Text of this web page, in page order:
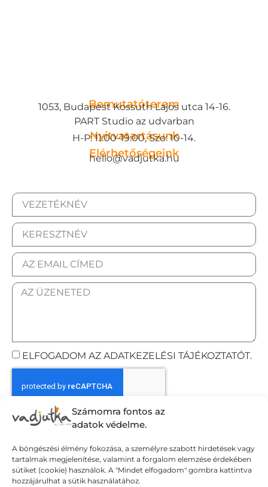
Számomra fontos az
adatok védelme.
A böngészési élmény fokozása, a személyre szabott hirdetések vagy
tartalmak megjelenítése, valamint a forgalom elemzése érdekében
sütiket (cookie) használok. A "Mindet elfogadom" gombra kattintva
hozzájárulhat a sütik használatához.
Bemutatóterem
1053, Budapest Kossuth Lajos utca 14-16.
PART Studio az udvarban
Nyitvatartásunk
H-P: 11:00-19:00, Szo: 10-14.
Elérhetőségeink
hello@vadjutka.hu
ELFOGADOM AZ ADATKEZELÉSI TÁJÉKOZTATÓT.
Elküldöm
Adatvédelmi tájékoztató
Általános Szerződési Feltételek